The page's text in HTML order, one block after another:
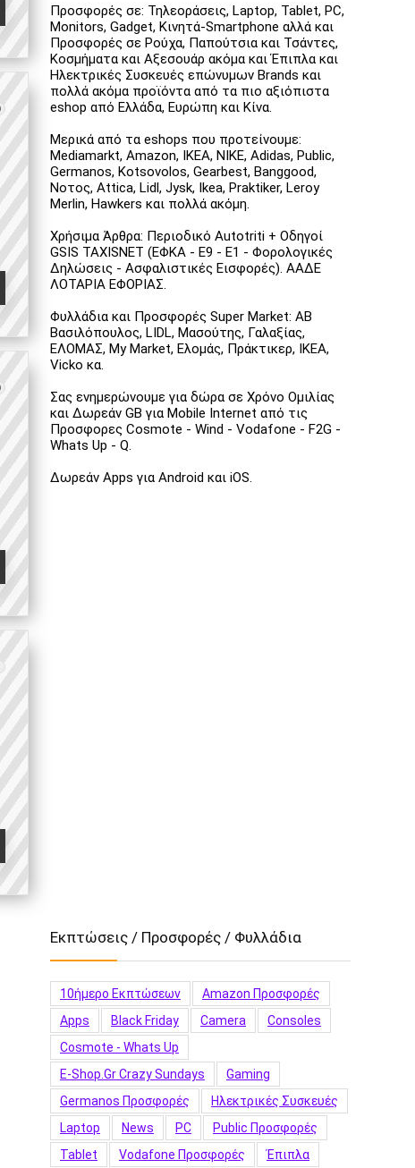
Προσφορές σε: Τηλεοράσεις, Laptop, Tablet, PC,
Monitors, Gadget, Κινητά-Smartphone αλλά και
Προσφορές σε Ρούχα, Παπούτσια και Τσάντες,
Κοσμήματα και Αξεσουάρ ακόμα και Έπιπλα και
Ηλεκτρικές Συσκευές επώνυμων Brands και
πολλά ακόμα προϊόντα από τα πιο αξιόπιστα
eshop από Ελλάδα, Ευρώπη και Κίνα.
Μερικά από τα eshops που προτείνουμε:
Mediamarkt, Amazon, IKEA, NIKE, Adidas, Public,
Germanos, Kotsovolos, Gearbest, Banggood,
Νοτος, Attica, Lidl, Jysk, Ikea, Praktiker, Leroy
Merlin, Hawkers και πολλά ακόμη.
Χρήσιμα Άρθρα: Περιοδικό Autotriti + Οδηγοί
GSIS TAXISNET (ΕΦΚΑ - Ε9 - Ε1 - Φορολογικές
Δηλώσεις - Ασφαλιστικές Εισφορές). ΑΑΔΕ
ΛΟΤΑΡΙΑ ΕΦΟΡΙΑΣ.
Φυλλάδια και Προσφορές Super Market: ΑΒ
Βασιλόπουλος, LIDL, Μασούτης, Γαλαξίας,
ΕΛΟΜΑΣ, My Market, Ελομάς, Πράκτικερ, ΙΚΕΑ,
Vicko κα.
Σας ενημερώνουμε για δώρα σε Χρόνο Ομιλίας
και Δωρεάν GB για Mobile Internet από τις
Προσφορες Cosmote - Wind - Vodafone - F2G -
Whats Up - Q.
Δωρεάν Apps για Android και iOS.
Εκπτώσεις / Προσφορές / Φυλλάδια
10ήμερο Εκπτώσεων
Amazon Προσφορές
Apps
Black Friday Camera
Consoles
Cosmote - Whats Up
E-Shop.gr Crazy Sundays
Gaming
Germanos Προσφορές
Hλεκτρικές Συσκευές
Laptop
News PC
Public Προσφορές
Tablet
Vodafone Προσφορές Έπιπλα